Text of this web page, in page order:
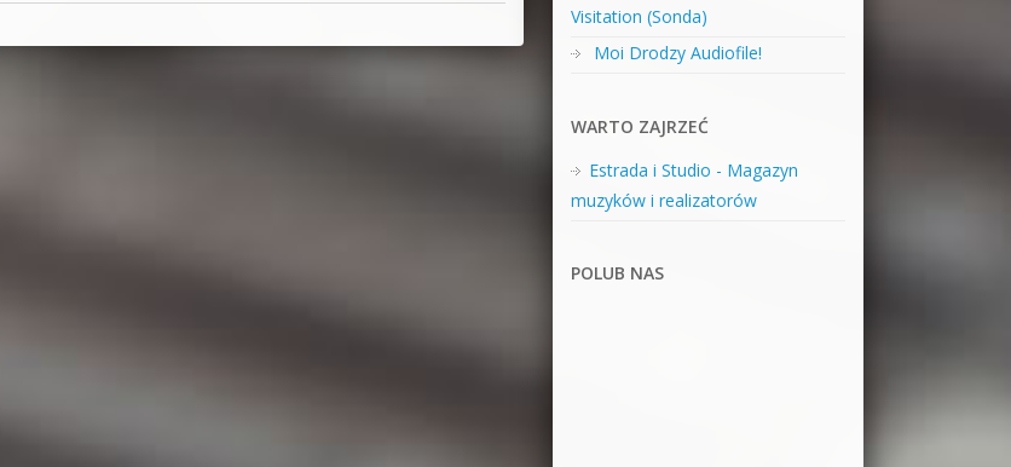
Visitation (Sonda)
Moi Drodzy Audiofile!
WARTO ZAJRZEĆ
Estrada i Studio - Magazyn
muzyków i realizatorów
POLUB NAS